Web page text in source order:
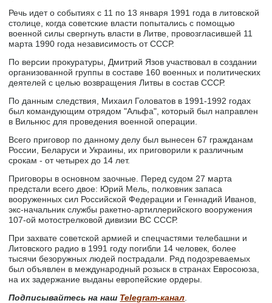
Речь идет о событиях с 11 по 13 января 1991 года в литовской
столице, когда советские власти попытались с помощью
военной силы свергнуть власти в Литве, провозгласившей 11
марта 1990 года независимость от СССР.
По версии прокуратуры, Дмитрий Язов участвовал в создании
организованной группы в составе 160 военных и политических
деятелей с целью возвращения Литвы в состав СССР.
По данным следствия, Михаил Головатов в 1991-1992 годах
был командующим отрядом "Альфа", который был направлен
в Вильнюс для проведения военной операции.
Всего приговор по данному делу был вынесен 67 гражданам
России, Беларуси и Украины, их приговорили к различным
срокам - от четырех до 14 лет.
Приговоры в основном заочные. Перед судом 27 марта
предстали всего двое: Юрий Мель, полковник запаса
вооруженных сил Российской Федерации и Геннадий Иванов,
экс-начальник службы ракетно-артиллерийского вооружения
107-ой мотострелковой дивизии ВС СССР.
При захвате советской армией и спецчастями телебашни и
Литовского радио в 1991 году погибли 14 человек, более
тысячи безоружных людей пострадали. Ряд подозреваемых
был объявлен в международный розыск в странах Евросоюза,
на их задержание выданы европейские ордеры.
Подписывайтесь на наш Telegram-канал